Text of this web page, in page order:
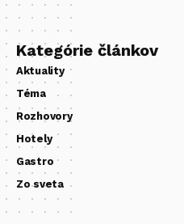
Kategórie článkov
Aktuality
Téma
Rozhovory
Hotely
Gastro
Zo sveta